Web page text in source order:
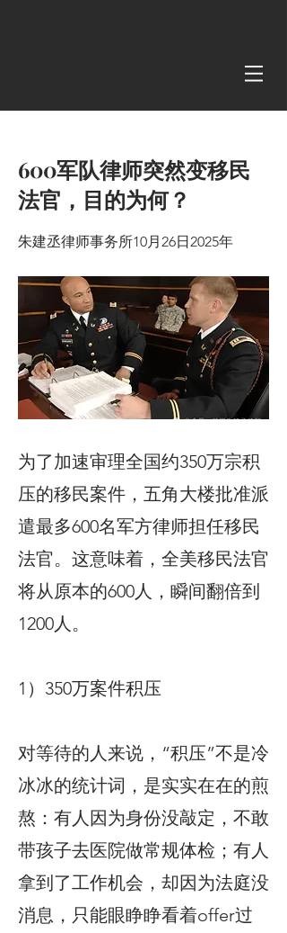
600军队律师突然变移民
法官，目的为何？
朱建丞律师事务所10月26日2025年
为了加速审理全国约350万宗积
压的移民案件，五角大楼批准派
遣最多600名军方律师担任移民
法官。这意味着，全美移民法官
将从原本的600人，瞬间翻倍到
1200人。
1）350万案件积压
对等待的人来说，“积压”不是冷
冰冰的统计词，是实实在在的煎
熬：有人因为身份没敲定，不敢
带孩子去医院做常规体检；有人
拿到了工作机会，却因为法庭没
消息，只能眼睁睁看着offer过